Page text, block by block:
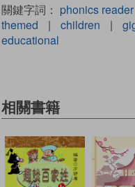
關鍵字詞： phonics reader
themed
| children |
educational
相關書籍